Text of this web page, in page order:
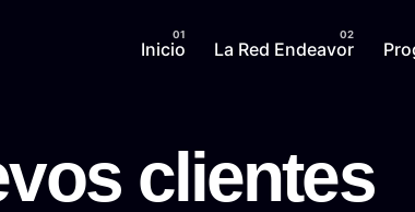
Inicio La Red Endeavor
clientes